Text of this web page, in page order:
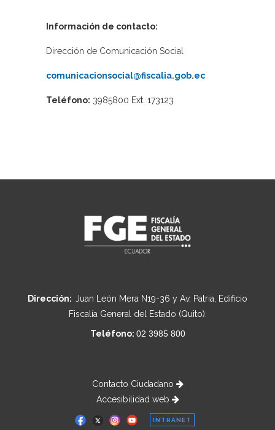
Información de contacto:
Dirección de Comunicación Social
comunicacionsocial@fiscalia.gob.ec
Teléfono: 3985800 Ext. 173123
Dirección: Juan León Mera N19-36 y Av. Patria, Edificio
Fiscalía General del Estado (Quito).
Teléfono: 02 3985 800
Contacto Ciudadano
Accesibilidad web
INTRANET